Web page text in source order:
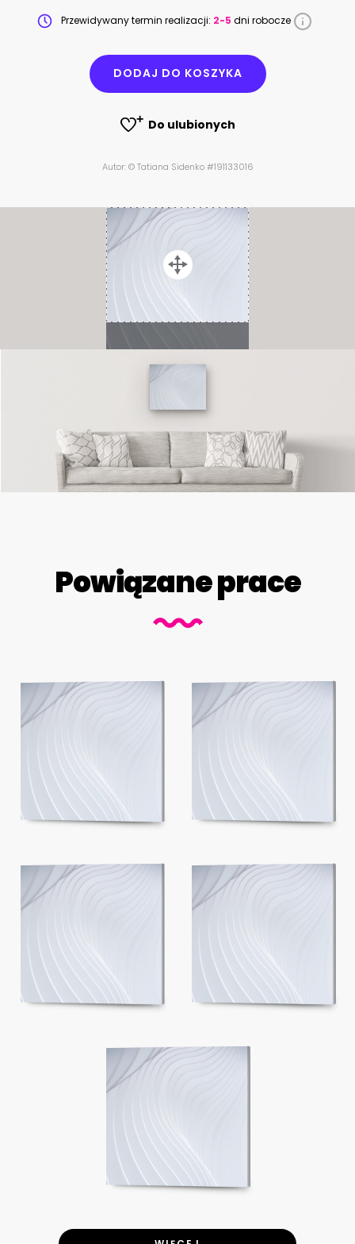
Przewidywany termin realizacji: 2-5 dni robocze
DODAJ DO KOSZYKA
Do ulubionych
Autor: © Tatiana Sidenko #191133016
Powiązane prace